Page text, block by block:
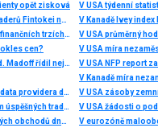
opět zisková
Léto v plném proudu, trhy také: Top 3 obchody traderů Fintokei na indexech a zlatě
Chamtivost a strach: Největší cenové pohyby na finančních trzích (červenec 2026)
cen?
Stvořil elitní klub, kde Ameriku obral o 65 miliard. Madoff řídil největší Ponzi dějin
Historická data, kde je získat, jak připojit svého data providera do MultiCharts a proč je budeme potřebovat? (4. díl)
Jak obchodují profíci: Fibonacci trading - systém úspěšných traderů
Burza v LA chtěla sesadit Wall Street. Místo ropných obchodů dnes místem duní basy
V USA týdenní
V Kanadě Ivey index
V USA průměrný
V USA míra
V USA NFP report
V Kanadě míra
V USA zásoby
V USA žádosti o
V eurozóně